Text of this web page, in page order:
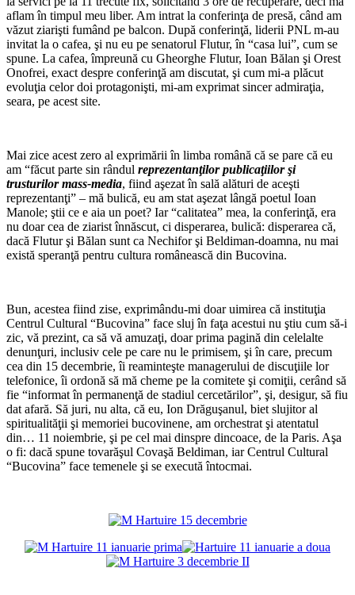
aflam în timpul meu liber. Am intrat la conferinţa de presă, când am
văzut ziarişti fumând pe balcon. După conferinţă, liderii PNL m-au
invitat la o cafea, şi nu eu pe senatorul Flutur, în “casa lui”, cum se
spune. La cafea, împreună cu Gheorghe Flutur, Ioan Bălan şi Orest
Onofrei, exact despre conferinţă am discutat, şi cum mi-a plăcut
evoluţia celor doi protagonişti, mi-am exprimat sincer admiraţia,
seara, pe acest site.
Mai zice acest zero al exprimării în limba română că se pare că eu
am “făcut parte sin rândul reprezentanţilor publicaţiilor şi
trusturilor mass-media, fiind aşezat în sală alături de aceşti
reprezentanţi” – mă bulică, eu am stat aşezat lângă poetul Ioan
Manole; ştii ce e aia un poet? Iar “calitatea” mea, la conferinţă, era
nu doar cea de ziarist înnăscut, ci disperarea, bulică: disperarea că,
dacă Flutur şi Bălan sunt ca Nechifor şi Beldiman-doamna, nu mai
există speranţă pentru cultura românească din Bucovina.
Bun, acestea fiind zise, exprimându-mi doar uimirea că instituţia
Centrul Cultural “Bucovina” face sluj în faţa acestui nu ştiu cum să-i
zic, vă prezint, ca să vă amuzaţi, doar prima pagină din celelalte
denunţuri, inclusiv cele pe care nu le primisem, şi în care, precum
cea din 15 decembrie, îi reaminteşte managerului de discuţiile lor
telefonice, îi ordonă să mă cheme pe la comitete şi comiţii, cerând să
fie “informat în permanenţă de stadiul cercetărilor”, şi, desigur, să fiu
dat afară. Să juri, nu alta, că eu, Ion Drăguşanul, biet slujitor al
spiritualităţii şi memoriei bucovinene, am orchestrat şi atentatul
din… 11 noiembrie, şi pe cel mai dinspre dincoace, de la Paris. Aşa
o fi: dacă spune tovarăşul Covaşă Beldiman, iar Centrul Cultural
“Bucovina” face temenele şi se execută întocmai.